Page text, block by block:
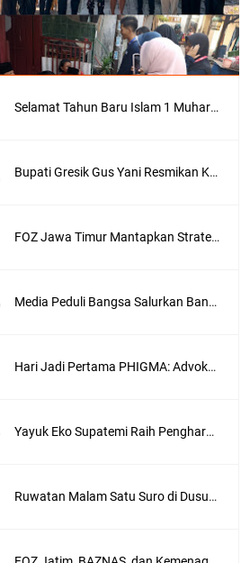
Selamat Tahun Baru Islam 1 Muharram 1448 H: Pesan Hijrah Drs. H. Husnul Aqib, M.M. untuk Negeri
Bupati Gresik Gus Yani Resmikan Kantor Desa Sidoraharjo: Simbol Komitmen Pelayanan Publik dan Kepedulian Sosial
FOZ Jawa Timur Mantapkan Strategi Semester II 2026, Fokus pada Penguatan SDM Amil dan Kolaborasi BerdampakNarasi
Media Peduli Bangsa Salurkan Bantuan Alat Bantu Jalan untuk Lansia
Hari Jadi Pertama PHIGMA: Advokat dan LBH Perkuat Soliditas di Jakarta
Yayuk Eko Supatemi Raih Penghargaan IGA Jatim, Inovasi Wayang Kulit untuk Anak Berkebutuhan Khusus
Ruwatan Malam Satu Suro di Dusun Kedungsekar Lor, Tradisi Luhur yang Terus Istiqomah